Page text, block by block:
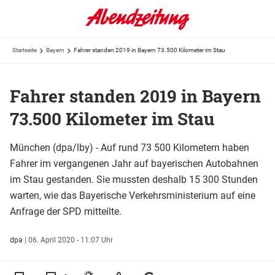
Startseite Bayern Fahrer standen 2019 in Bayern 73.500 Kilometer im Stau
Fahrer standen 2019 in Bayern
73.500 Kilometer im Stau
München (dpa/lby) - Auf rund 73 500 Kilometern haben
Fahrer im vergangenen Jahr auf bayerischen Autobahnen
im Stau gestanden. Sie mussten deshalb 15 300 Stunden
warten, wie das Bayerische Verkehrsministerium auf eine
Anfrage der SPD mitteilte.
dpa | 06. April 2020 - 11:07 Uhr